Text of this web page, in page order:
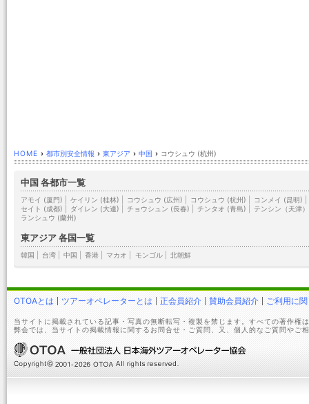
HOME › 都市別安全情報 › 東アジア › 中国 › コウシュウ (杭州)
中国 各都市一覧
アモイ (厦門) ケイリン (桂林) コウシュウ (広州) コウシュウ (杭州) コンメイ (昆明)
セイト (成都)
ダイレン (大連) チョウシュン (長春) チンタオ (青島)
テンシン（天津）
ランシュウ (蘭州)
東アジア 各国一覧
韓国 台湾 中国 香港 マカオ モンゴル| 北朝鮮
OTOAとは ツアーオペレーターとは 正会員紹介 賛助会員紹介 ご利用に
当サイトに掲載されている記事・写真の無断転写・複製を禁じます。すべての著作権
弊会では、当サイトの掲載情報に関するお問合せ・ご質問、又、個人的なご質問やご